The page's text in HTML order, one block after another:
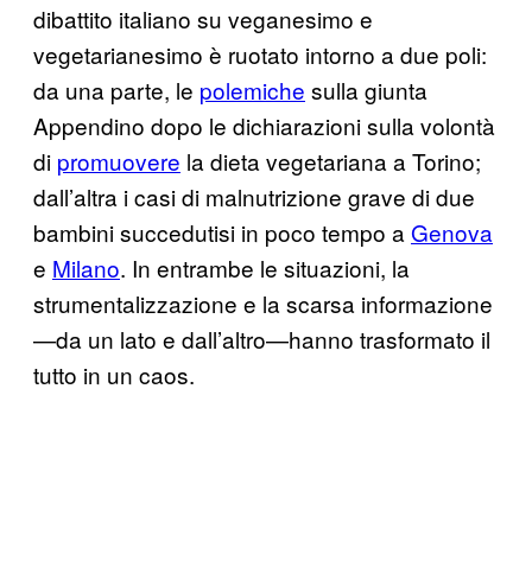
dibattito italiano su veganesimo e
vegetarianesimo è ruotato intorno a due poli:
da una parte, le polemiche sulla giunta
Appendino dopo le dichiarazioni sulla volontà
di promuovere la dieta vegetariana a Torino;
dall’altra i casi di malnutrizione grave di due
bambini succedutisi in poco tempo a Genova
e Milano. In entrambe le situazioni, la
strumentalizzazione e la scarsa informazione
—da un lato e dall’altro—hanno trasformato il
tutto in un caos.